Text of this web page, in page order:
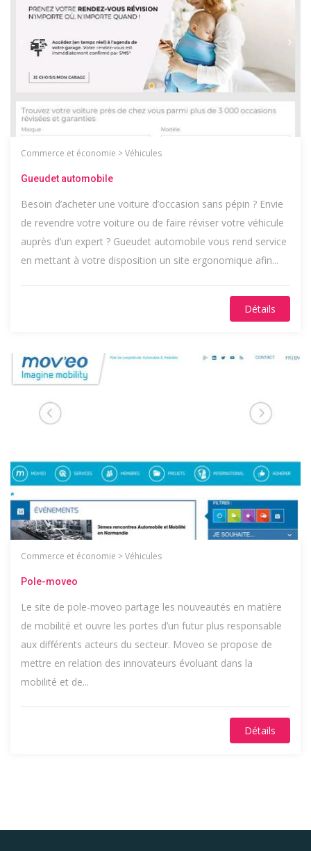
Commerce et économie >Véhicules
Gueudet automobile
Besoin d’acheter une voiture d’occasion sans pépin ? Envie
de revendre votre voiture ou de faire réviser votre véhicule
auprès d’un expert ? Gueudet automobile vous rend service
en mettant à votre disposition un site ergonomique afin...
Détails
Commerce et économie >Véhicules
Pole-moveo
Le site de pole-moveo partage les nouveautés en matière
de mobilité et ouvre les portes d’un futur plus responsable
aux différents acteurs du secteur. Moveo se propose de
mettre en relation des innovateurs évoluant dans la
mobilité et de...
Détails